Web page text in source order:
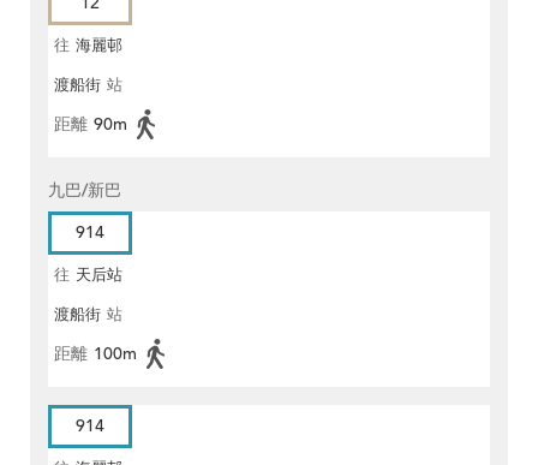
往 海麗邨
渡船街 站
距離 90m
九巴/新巴
914
往 天后站
渡船街 站
距離 100m
914